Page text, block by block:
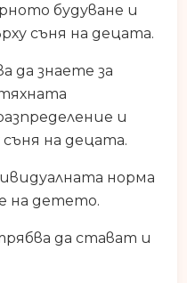
будуване и
съня на децата.
да знаете за
и
на децата.
норма
на детето.
да стават и